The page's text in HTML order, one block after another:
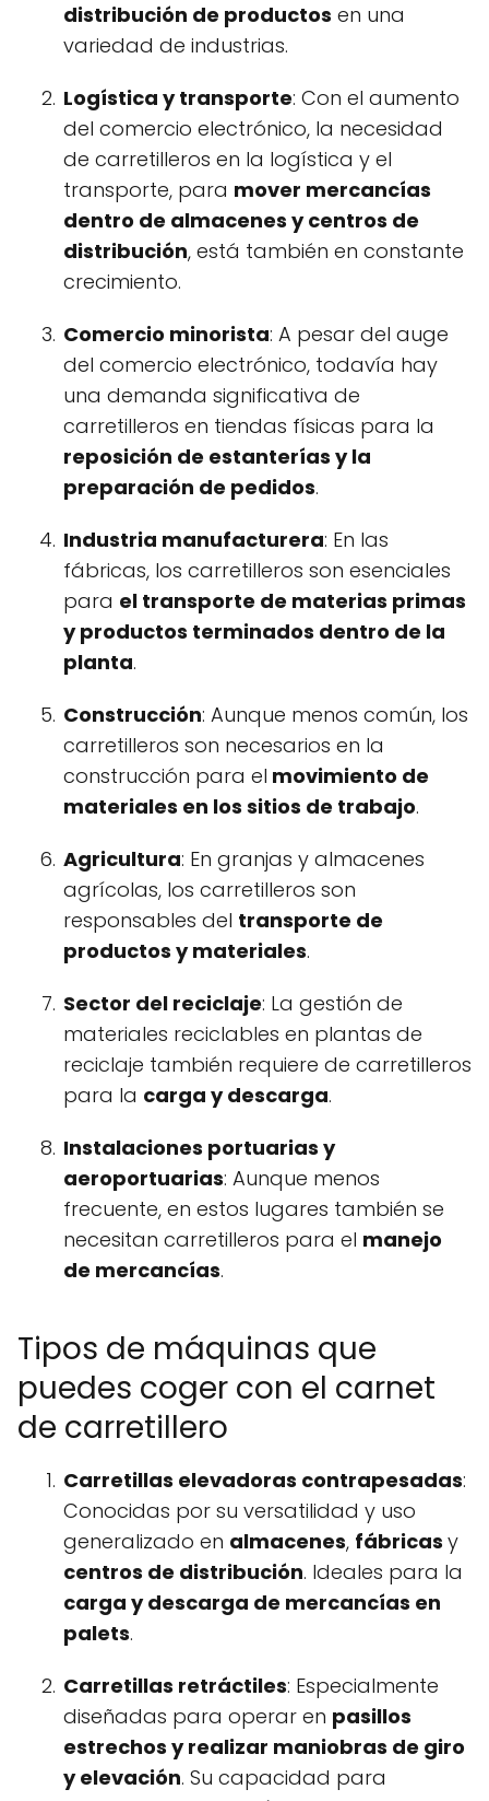
distribución de productos en una
variedad de industrias.
Logística y transporte: Con el aumento
del comercio electrónico, la necesidad
de carretilleros en la logística y el
transporte, para mover mercancías
dentro de almacenes y centros de
distribución, está también en constante
crecimiento.
Comercio minorista: A pesar del auge
del comercio electrónico, todavía hay
una demanda significativa de
carretilleros en tiendas físicas para la
reposición de estanterías y la
preparación de pedidos.
Industria manufacturera: En las
fábricas, los carretilleros son esenciales
para el transporte de materias primas
y productos terminados dentro de la
planta.
Construcción: Aunque menos común, los
carretilleros son necesarios en la
construcción para el movimiento de
materiales en los sitios de trabajo.
Agricultura: En granjas y almacenes
agrícolas, los carretilleros son
responsables del transporte de
productos y materiales.
Sector del reciclaje: La gestión de
materiales reciclables en plantas de
reciclaje también requiere de carretilleros
para la carga y descarga.
Instalaciones portuarias y
aeroportuarias: Aunque menos
frecuente, en estos lugares también se
necesitan carretilleros para el manejo
de mercancías.
Tipos de máquinas que
puedes coger con el carnet
de carretillero
Carretillas elevadoras contrapesadas:
Conocidas por su versatilidad y uso
generalizado en almacenes, fábricas y
centros de distribución. Ideales para la
carga y descarga de mercancías en
palets.
Carretillas retráctiles: Especialmente
diseñadas para operar en pasillos
estrechos y realizar maniobras de giro
y elevación. Su capacidad para